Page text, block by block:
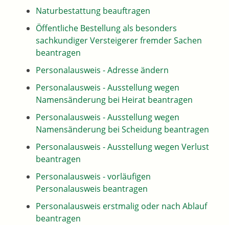
Naturbestattung beauftragen
Öffentliche Bestellung als besonders
sachkundiger Versteigerer fremder Sachen
beantragen
Personalausweis - Adresse ändern
Personalausweis - Ausstellung wegen
Namensänderung bei Heirat beantragen
Personalausweis - Ausstellung wegen
Namensänderung bei Scheidung beantragen
Personalausweis - Ausstellung wegen Verlust
beantragen
Personalausweis - vorläufigen
Personalausweis beantragen
Personalausweis erstmalig oder nach Ablauf
beantragen